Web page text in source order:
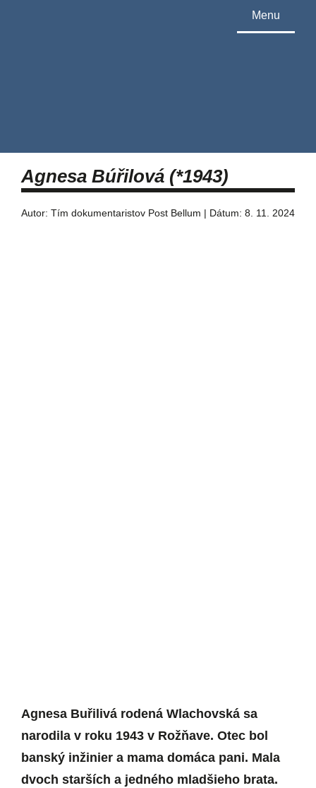
Menu
Agnesa Búřilová (*1943)
Autor: Tím dokumentaristov Post Bellum | Dátum: 8. 11. 2024
Agnesa Buřilivá rodená Wlachovská sa
narodila v roku 1943 v Rožňave. Otec bol
banský inžinier a mama domáca pani. Mala
dvoch starších a jedného mladšieho brata.